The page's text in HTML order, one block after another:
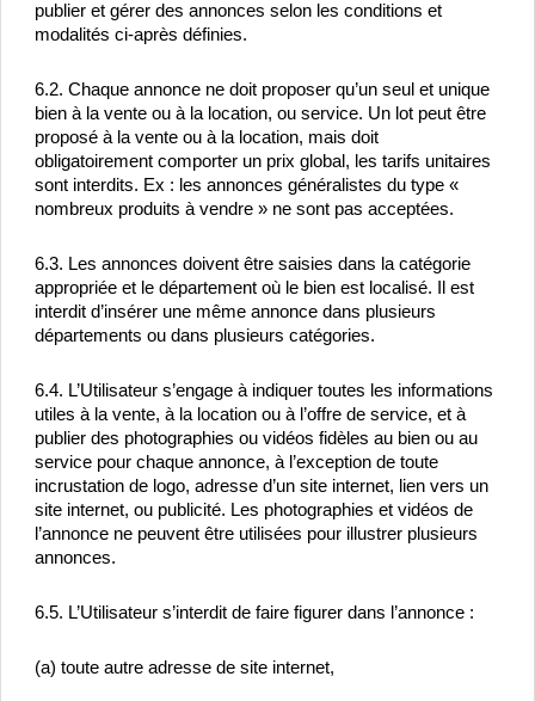
publier et gérer des annonces selon les conditions et
modalités ci-après définies.
6.2. Chaque annonce ne doit proposer qu’un seul et unique
bien à la vente ou à la location, ou service. Un lot peut être
proposé à la vente ou à la location, mais doit
obligatoirement comporter un prix global, les tarifs unitaires
sont interdits. Ex : les annonces généralistes du type «
nombreux produits à vendre » ne sont pas acceptées.
6.3. Les annonces doivent être saisies dans la catégorie
appropriée et le département où le bien est localisé. Il est
interdit d’insérer une même annonce dans plusieurs
départements ou dans plusieurs catégories.
6.4. L’Utilisateur s’engage à indiquer toutes les informations
utiles à la vente, à la location ou à l’offre de service, et à
publier des photographies ou vidéos fidèles au bien ou au
service pour chaque annonce, à l’exception de toute
incrustation de logo, adresse d’un site internet, lien vers un
site internet, ou publicité. Les photographies et vidéos de
l’annonce ne peuvent être utilisées pour illustrer plusieurs
annonces.
6.5. L’Utilisateur s’interdit de faire figurer dans l’annonce :
(a) toute autre adresse de site internet,